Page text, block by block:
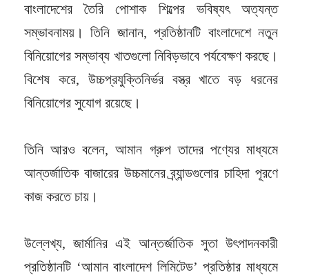
বাংলাদেশের তৈরি পোশাক শিল্পের ভবিষ্যৎ অত্যন্ত
সম্ভাবনাময়। তিনি জানান, প্রতিষ্ঠানটি বাংলাদেশে নতুন
বিনিয়োগের সম্ভাব্য খাতগুলো নিবিড়ভাবে পর্যবেক্ষণ করছে।
বিশেষ করে, উচ্চপ্রযুক্তিনির্ভর বস্ত্র খাতে বড় ধরনের
বিনিয়োগের সুযোগ রয়েছে।
তিনি আরও বলেন, আমান গ্রুপ তাদের পণ্যের মাধ্যমে
আন্তর্জাতিক বাজারের উচ্চমানের ব্র্যান্ডগুলোর চাহিদা পূরণে
কাজ করতে চায়।
উল্লেখ্য, জার্মানির এই আন্তর্জাতিক সুতা উৎপাদনকারী
প্রতিষ্ঠানটি ‘আমান বাংলাদেশ লিমিটেড’ প্রতিষ্ঠার মাধ্যমে